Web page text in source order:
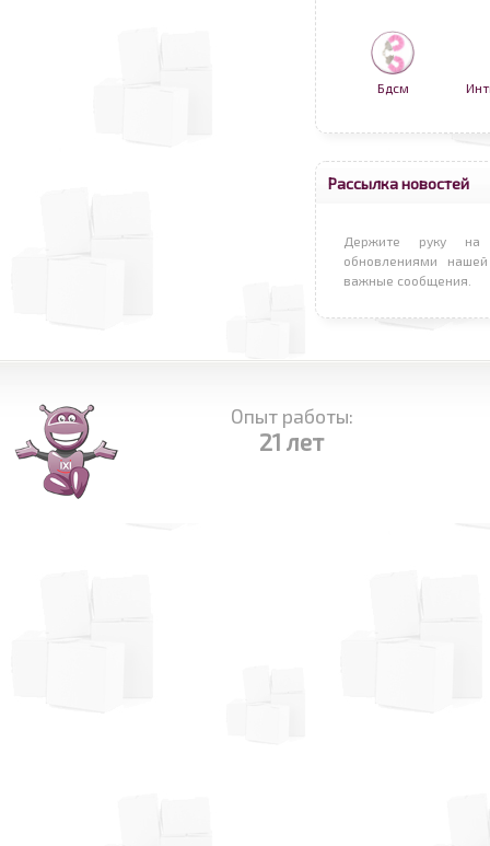
Бдсм
Рассылка новостей
Держите руку на
обновлениями
важные сообщения.
Опыт работы:
21 лет